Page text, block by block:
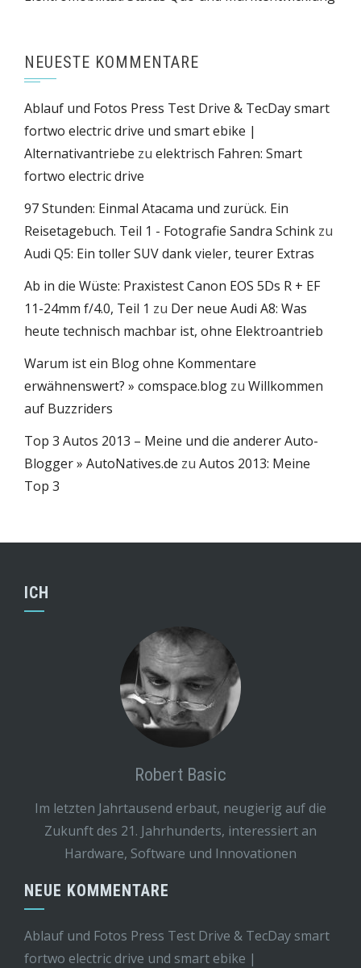
NEUESTE KOMMENTARE
Ablauf und Fotos Press Test Drive & TecDay smart
fortwo electric drive und smart ebike |
Alternativantriebe zu elektrisch Fahren: Smart
fortwo electric drive
97 Stunden: Einmal Atacama und zurück. Ein
Reisetagebuch. Teil 1 - Fotografie Sandra Schink zu
Audi Q5: Ein toller SUV dank vieler, teurer Extras
Ab in die Wüste: Praxistest Canon EOS 5Ds R + EF
11-24mm f/4.0, Teil 1 zu Der neue Audi A8: Was
heute technisch machbar ist, ohne Elektroantrieb
Warum ist ein Blog ohne Kommentare
erwähnenswert? » comspace.blog zu Willkommen
auf Buzzriders
Top 3 Autos 2013 – Meine und die anderer Auto-
Blogger » AutoNatives.de zu Autos 2013: Meine
Top 3
ICH
Robert Basic
Im letzten Jahrtausend erbaut, neugierig auf die
Zukunft des 21. Jahrhunderts, interessiert an
Hardware, Software und Innovationen
NEUE KOMMENTARE
Ablauf und Fotos Press Test Drive & TecDay smart
fortwo electric drive und smart ebike |